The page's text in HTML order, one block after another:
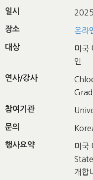
일시
장소 온라
대상
미국
인
연사/강사
참여기관
문의
행사요약
미국
개합